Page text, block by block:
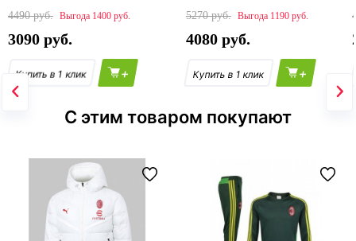
4490
1400
3090
+
5270
1190
4080
+
С этим товаром покупают